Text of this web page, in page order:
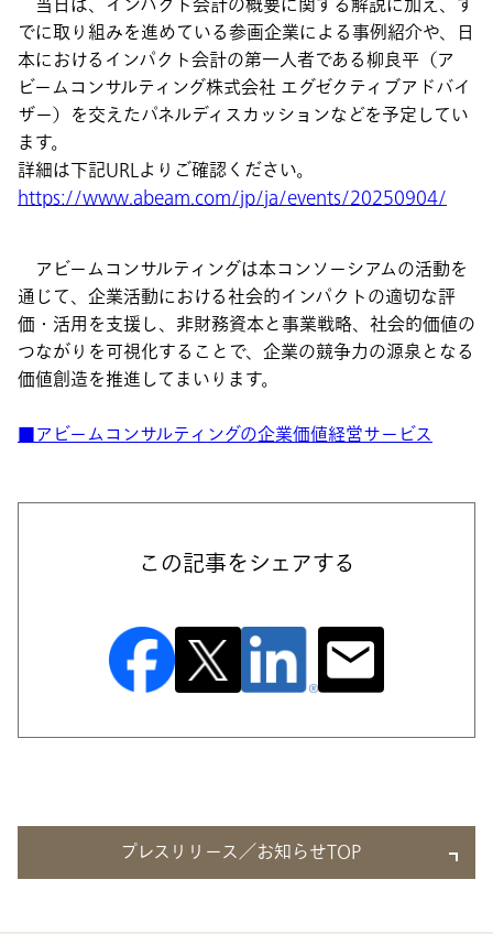
当日は、インパクト会計の概要に関する解説に加え、す
でに取り組みを進めている参画企業による事例紹介や、日
本におけるインパクト会計の第一人者である柳良平（ア
ビームコンサルティング株式会社 エグゼクティブアドバイ
ザー）を交えたパネルディスカッションなどを予定してい
ます。
詳細は下記URLよりご確認ください。
https://www.abeam.com/jp/ja/events/20250904/
アビームコンサルティングは本コンソーシアムの活動を
通じて、企業活動における社会的インパクトの適切な評
価・活用を支援し、非財務資本と事業戦略、社会的価値の
つながりを可視化することで、企業の競争力の源泉となる
価値創造を推進してまいります。
■アビームコンサルティングの企業価値経営サービス
この記事をシェアする
プレスリリース／お知らせTOP